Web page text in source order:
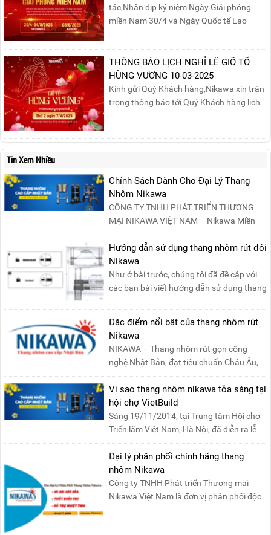
Mega Live, bạn sẽ nhận được gì?...
tác,Nhân dịp kỷ niệm Ngày Giải phóng
miền Nam 30/4 và Ngày Quốc tế Lao
báo lịch nghỉ lễ như sau:Thời gian nghỉ: Từ
Thứ Ba, ngày 29/04/2025 đến hết Chủ
Nhật, ngày 04/05/2025.T...
THÔNG BÁO LỊCH NGHỈ LỄ GIỖ TỔ
HÙNG VƯƠNG 10-03-2025
Kính gửi Quý Khách hàng,Nikawa xin trân
trọng thông báo tới Quý Khách hàng lịch
07/04/2025, nhằm ngày Giỗ Tổ Hùng
Tin Xem Nhiều
Chính Sách Dành Cho Đại Lý Thang
Nhôm Nikawa
CÔNG TY TNHH PHÁT TRIỂN THƯƠNG
MẠI NIKAWA VIỆT NAM – Nikawa Miền
Bắc: Số 19, Đường Trung ....
Hướng dẫn sử dụng thang nhôm rút đôi
Nikawa
Như ở bài trước, chúng tôi đã đề cập với
các bạn bài viết hướng dẫn sử dụng thang
Đặc điểm nổi bật của thang nhôm rút
Nikawa
NIKAWA – Thang nhôm rút gọn công
nghệ Nhật Bản, đạt tiêu chuẩn Châu Âu,
đảm bảo sự an toàn tuy....
Vì sao thang nhôm nikawa tỏa sáng tại
hội chợ VietBuild
Sáng 19/11/2014, tại Trung tâm Hội chợ
Triển lãm Việt Nam, Hà Nội, đã diễn ra lễ
khai mạc “Triể....
Đại lý phân phối chính hãng thang
nhôm Nikawa
Công ty TNHH Phát triển Thương mại
Nikawa Việt Nam là đơn vị phân phối độc